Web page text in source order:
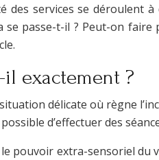
des services se déroulent
se passe-t-il ? Peut-on
il exactement ?
délicate où règne
d’effectuer des
pouvoir extra-sensoriel